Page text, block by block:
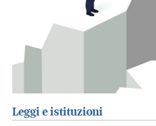
Leggi e istituzioni